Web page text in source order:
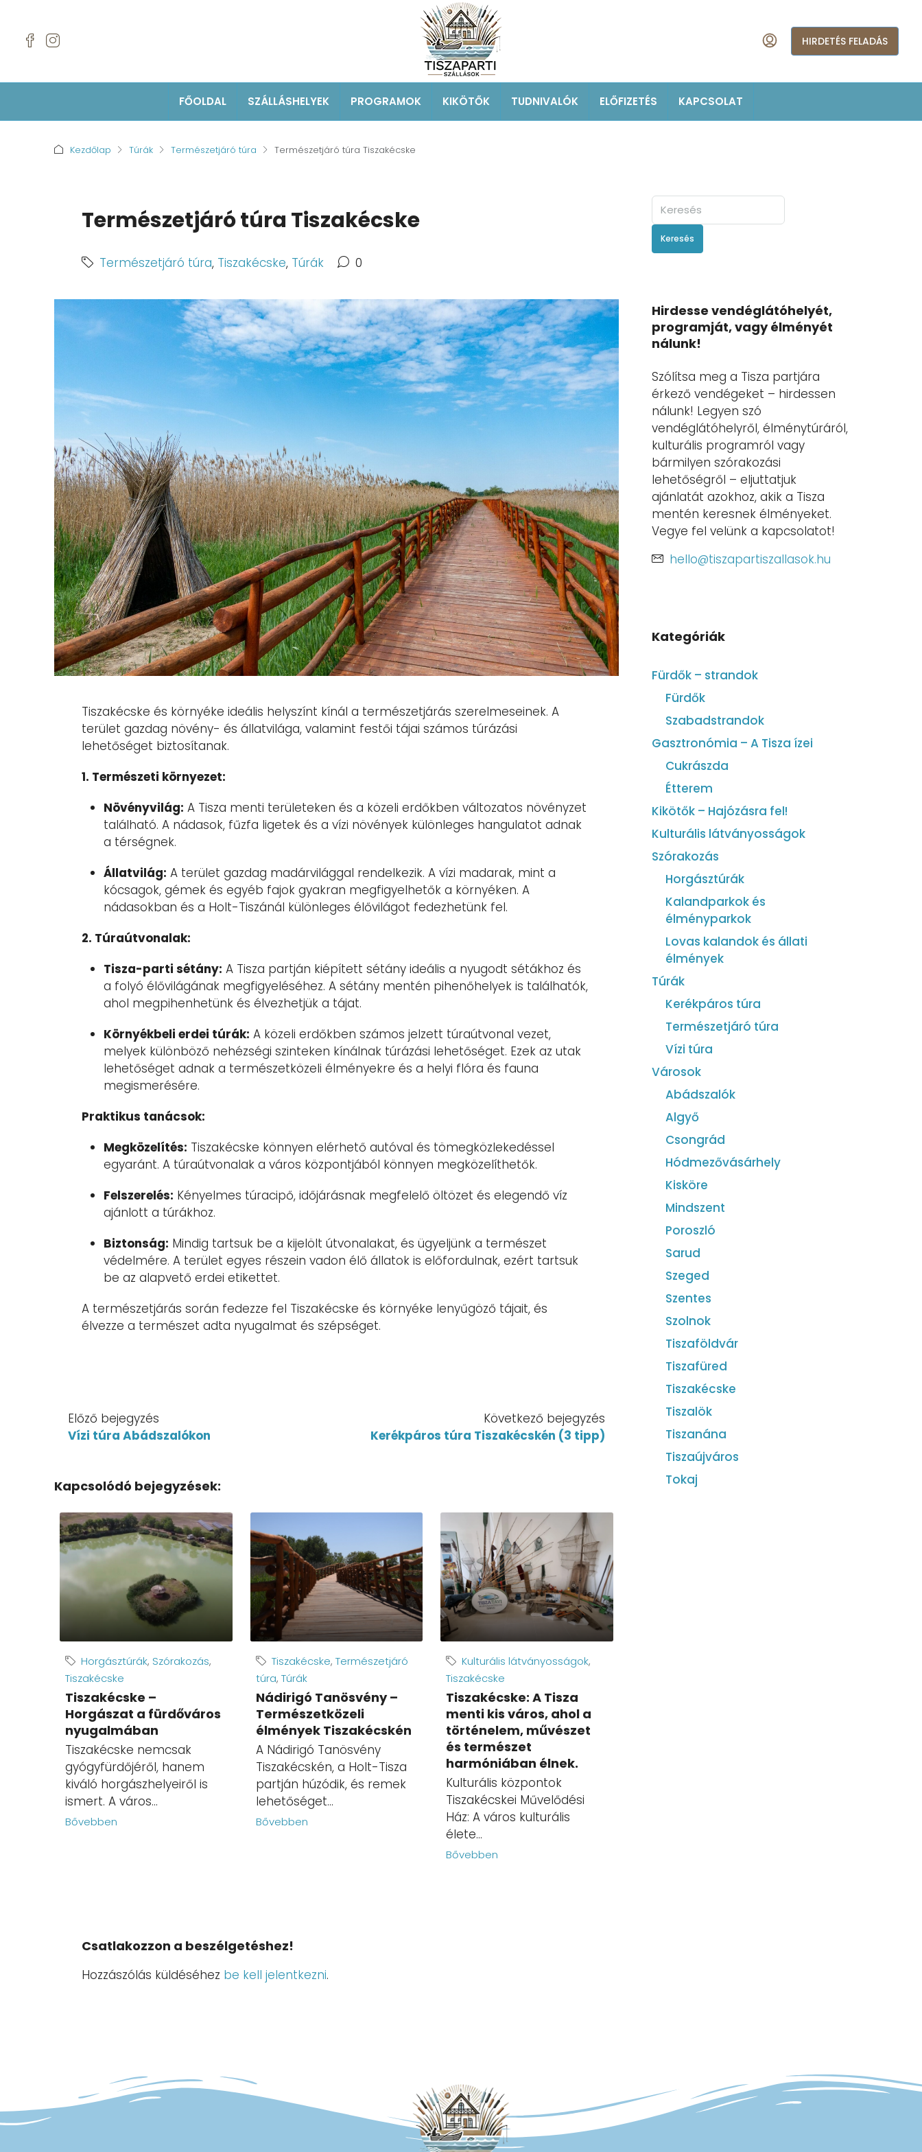
HIRDETÉS FELADÁS
FŐOLDAL SZÁLLÁSHELYEK PROGRAMOK KIKÖTŐK TUDNIVALÓK ELŐFIZETÉS KAPCSOLAT
Kezdőlap Túrák Természetjáró túra Természetjáró túra Tiszakécske
Természetjáró túra Tiszakécske
Természetjáró túra, Tiszakécske, Túrák 0
Tiszakécske és környéke ideális helyszínt kínál a természetjárás szerelmeseinek. A
terület gazdag növény- és állatvilága, valamint festői tájai számos túrázási
lehetőséget biztosítanak.
1. Természeti környezet:
Növényvilág: A Tisza menti területeken és a közeli erdőkben változatos növényzet
található. A nádasok, fűzfa ligetek és a vízi növények különleges hangulatot adnak
a térségnek.
Állatvilág: A terület gazdag madárvilággal rendelkezik. A vízi madarak, mint a
kócsagok, gémek és egyéb fajok gyakran megfigyelhetők a környéken. A
nádasokban és a Holt-Tiszánál különleges élővilágot fedezhetünk fel.
2. Túraútvonalak:
Tisza-parti sétány: A Tisza partján kiépített sétány ideális a nyugodt sétákhoz és
a folyó élővilágának megfigyeléséhez. A sétány mentén pihenőhelyek is találhatók,
ahol megpihenhetünk és élvezhetjük a tájat.
Környékbeli erdei túrák: A közeli erdőkben számos jelzett túraútvonal vezet,
melyek különböző nehézségi szinteken kínálnak túrázási lehetőséget. Ezek az utak
lehetőséget adnak a természetközeli élményekre és a helyi flóra és fauna
megismerésére.
Praktikus tanácsok:
Megközelítés: Tiszakécske könnyen elérhető autóval és tömegközlekedéssel
egyaránt. A túraútvonalak a város központjából könnyen megközelíthetők.
Felszerelés: Kényelmes túracipő, időjárásnak megfelelő öltözet és elegendő víz
ajánlott a túrákhoz.
Biztonság: Mindig tartsuk be a kijelölt útvonalakat, és ügyeljünk a természet
védelmére. A terület egyes részein vadon élő állatok is előfordulnak, ezért tartsuk
be az alapvető erdei etikettet.
A természetjárás során fedezze fel Tiszakécske és környéke lenyűgöző tájait, és
élvezze a természet adta nyugalmat és szépséget.
Előző bejegyzés
Vízi túra Abádszalókon
Következő bejegyzés
Kerékpáros túra Tiszakécskén (3 tipp)
Kapcsolódó bejegyzések:
Horgásztúrák, Szórakozás,
Tiszakécske
Tiszakécske –
Horgászat a fürdőváros
nyugalmában
Tiszakécske nemcsak
gyógyfürdőjéről, hanem
kiváló horgászhelyeiről is
ismert. A város...
Bővebben
Tiszakécske, Természetjáró
túra, Túrák
Nádirigó Tanösvény –
Természetközeli
élmények Tiszakécskén
A Nádirigó Tanösvény
Tiszakécskén, a Holt-Tisza
partján húzódik, és remek
lehetőséget...
Bővebben
Kulturális látványosságok,
Tiszakécske
Tiszakécske: A Tisza
menti kis város, ahol a
történelem, művészet
és természet
harmóniában élnek.
Kulturális központok
Tiszakécskei Művelődési
Ház: A város kulturális
élete...
Bővebben
Csatlakozzon a beszélgetéshez!
Hozzászólás küldéséhez be kell jelentkezni.
Keresés
Hirdesse vendéglátóhelyét,
programját, vagy élményét
nálunk!
Szólítsa meg a Tisza partjára
érkező vendégeket – hirdessen
nálunk! Legyen szó
vendéglátóhelyről, élménytúráról,
kulturális programról vagy
bármilyen szórakozási
lehetőségről – eljuttatjuk
ajánlatát azokhoz, akik a Tisza
mentén keresnek élményeket.
Vegye fel velünk a kapcsolatot!
hello@tiszapartiszallasok.hu
Kategóriák
Fürdők – strandok
Fürdők
Szabadstrandok
Gasztronómia – A Tisza ízei
Cukrászda
Étterem
Kikötők – Hajózásra fel!
Kulturális látványosságok
Szórakozás
Horgásztúrák
Kalandparkok és
élményparkok
Lovas kalandok és állati
élmények
Túrák
Kerékpáros túra
Természetjáró túra
Vízi túra
Városok
Abádszalók
Algyő
Csongrád
Hódmezővásárhely
Kisköre
Mindszent
Poroszló
Sarud
Szeged
Szentes
Szolnok
Tiszaföldvár
Tiszafüred
Tiszakécske
Tiszalök
Tiszanána
Tiszaújváros
Tokaj